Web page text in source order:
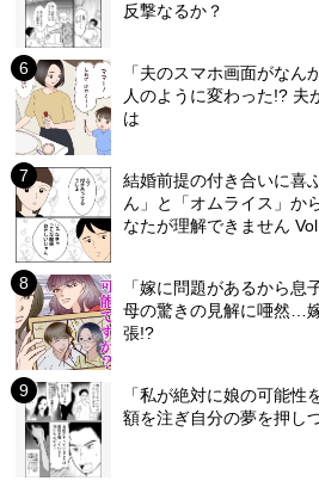
反撃なるか？
「夫のスマホ画面がな
人のように変わった!? 夫
は
結婚前提の付き合いに喜
ん」と「オムライス」か
なたが理解できません
「嫁に問題があるから
母の驚きの見解に唖然…
張!?
「私が絶対に娘の可能
額を注ぎ自分の夢を押し